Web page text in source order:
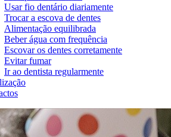
Usar fio dentário diariamente
Trocar a escova de dentes
Alimentação equilibrada
Beber água com frequência
Escovar os dentes corretamente
Evitar fumar
Ir ao dentista regularmente